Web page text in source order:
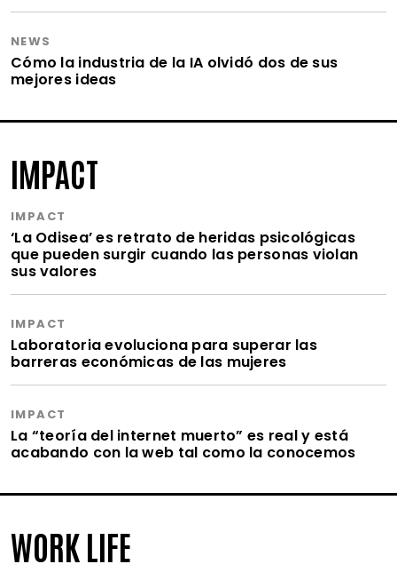
NEWS
Cómo la industria de la IA olvidó dos de sus
mejores ideas
IMPACT
IMPACT
‘La Odisea’ es retrato de heridas psicológicas
que pueden surgir cuando las personas violan
sus valores
IMPACT
Laboratoria evoluciona para superar las
barreras económicas de las mujeres
IMPACT
La “teoría del internet muerto” es real y está
acabando con la web tal como la conocemos
WORK LIFE